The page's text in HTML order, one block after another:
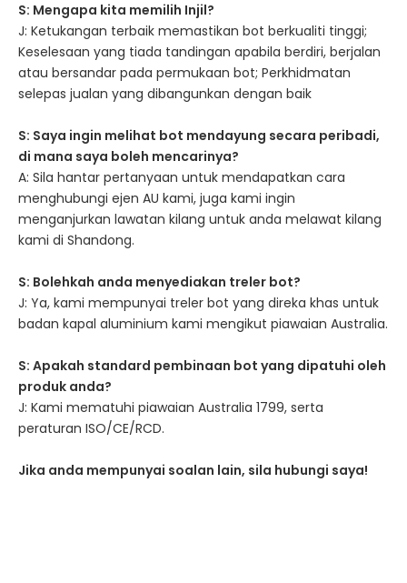
S: Mengapa kita memilih Injil?
J: Ketukangan terbaik memastikan bot berkualiti tinggi;
Keselesaan yang tiada tandingan apabila berdiri, berjalan
atau bersandar pada permukaan bot; Perkhidmatan
selepas jualan yang dibangunkan dengan baik
S: Saya ingin melihat bot mendayung secara peribadi,
di mana saya boleh mencarinya?
A: Sila hantar pertanyaan untuk mendapatkan cara
menghubungi ejen AU kami, juga kami ingin
menganjurkan lawatan kilang untuk anda melawat kilang
kami di Shandong.
S: Bolehkah anda menyediakan treler bot?
J: Ya, kami mempunyai treler bot yang direka khas untuk
badan kapal aluminium kami mengikut piawaian Australia.
S: Apakah standard pembinaan bot yang dipatuhi oleh
produk anda?
J: Kami mematuhi piawaian Australia 1799, serta
peraturan ISO/CE/RCD.
Jika anda mempunyai soalan lain, sila hubungi saya!